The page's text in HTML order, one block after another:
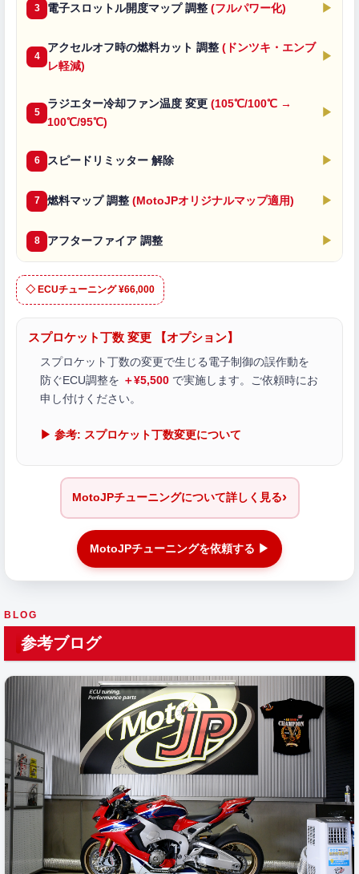
3 電子スロットル開度マップ 調整 (フルパワー化) ▶
4
アクセルオフ時の燃料カット 調整 (ドンツキ・エンブ
レ軽減)
▶
5
ラジエター冷却ファン温度 変更 (105℃/100℃ →
100℃/95℃)
▶
6 スピードリミッター 解除 ▶
7 燃料マップ 調整 (MotoJPオリジナルマップ適用) ▶
8 アフターファイア 調整 ▶
◇ ECUチューニング ¥66,000
スプロケット丁数 変更 【オプション】
スプロケット丁数の変更で生じる電子制御の誤作動を
防ぐECU調整を ＋¥5,500 で実施します。ご依頼時にお
申し付けください。
▶ 参考: スプロケット丁数変更について
MotoJPチューニングについて詳しく見る›
MotoJPチューニングを依頼する ▶
BLOG
参考ブログ